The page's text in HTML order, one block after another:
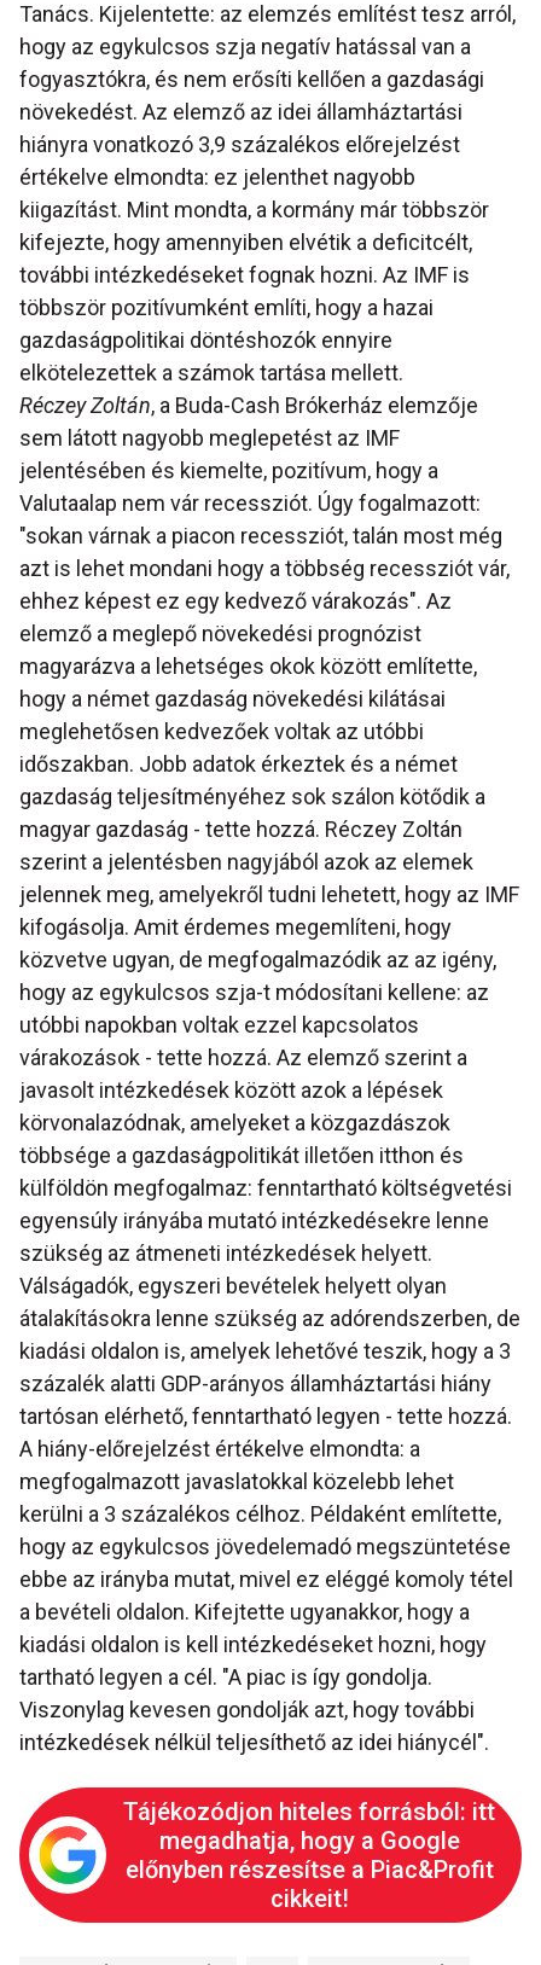
Tanács. Kijelentette: az elemzés említést tesz arról,
hogy az egykulcsos szja negatív hatással van a
fogyasztókra, és nem erősíti kellően a gazdasági
növekedést. Az elemző az idei államháztartási
hiányra vonatkozó 3,9 százalékos előrejelzést
értékelve elmondta: ez jelenthet nagyobb
kiigazítást. Mint mondta, a kormány már többször
kifejezte, hogy amennyiben elvétik a deficitcélt,
további intézkedéseket fognak hozni. Az IMF is
többször pozitívumként említi, hogy a hazai
gazdaságpolitikai döntéshozók ennyire
elkötelezettek a számok tartása mellett.
Réczey Zoltán, a Buda-Cash Brókerház elemzője
sem látott nagyobb meglepetést az IMF
jelentésében és kiemelte, pozitívum, hogy a
Valutaalap nem vár recessziót. Úgy fogalmazott:
"sokan várnak a piacon recessziót, talán most még
azt is lehet mondani hogy a többség recessziót vár,
ehhez képest ez egy kedvező várakozás". Az
elemző a meglepő növekedési prognózist
magyarázva a lehetséges okok között említette,
hogy a német gazdaság növekedési kilátásai
meglehetősen kedvezőek voltak az utóbbi
időszakban. Jobb adatok érkeztek és a német
gazdaság teljesítményéhez sok szálon kötődik a
magyar gazdaság - tette hozzá. Réczey Zoltán
szerint a jelentésben nagyjából azok az elemek
jelennek meg, amelyekről tudni lehetett, hogy az IMF
kifogásolja. Amit érdemes megemlíteni, hogy
közvetve ugyan, de megfogalmazódik az az igény,
hogy az egykulcsos szja-t módosítani kellene: az
utóbbi napokban voltak ezzel kapcsolatos
várakozások - tette hozzá. Az elemző szerint a
javasolt intézkedések között azok a lépések
körvonalazódnak, amelyeket a közgazdászok
többsége a gazdaságpolitikát illetően itthon és
külföldön megfogalmaz: fenntartható költségvetési
egyensúly irányába mutató intézkedésekre lenne
szükség az átmeneti intézkedések helyett.
Válságadók, egyszeri bevételek helyett olyan
átalakításokra lenne szükség az adórendszerben, de
kiadási oldalon is, amelyek lehetővé teszik, hogy a 3
százalék alatti GDP-arányos államháztartási hiány
tartósan elérhető, fenntartható legyen - tette hozzá.
A hiány-előrejelzést értékelve elmondta: a
megfogalmazott javaslatokkal közelebb lehet
kerülni a 3 százalékos célhoz. Példaként említette,
hogy az egykulcsos jövedelemadó megszüntetése
ebbe az irányba mutat, mivel ez eléggé komoly tétel
a bevételi oldalon. Kifejtette ugyanakkor, hogy a
kiadási oldalon is kell intézkedéseket hozni, hogy
tartható legyen a cél. "A piac is így gondolja.
Viszonylag kevesen gondolják azt, hogy további
intézkedések nélkül teljesíthető az idei hiánycél".
Tájékozódjon hiteles forrásból: itt
megadhatja, hogy a Google
előnyben részesítse a Piac&Profit
cikkeit!